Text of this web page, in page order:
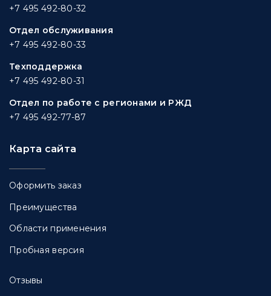
+7 495 492-80-32
Отдел обслуживания
+7 495 492-80-33
Техподдержка
+7 495 492-80-31
Отдел по работе с регионами и РЖД
+7 495 492-77-87
Карта сайта
Оформить заказ
Преимущества
Области применения
Пробная версия
Отзывы